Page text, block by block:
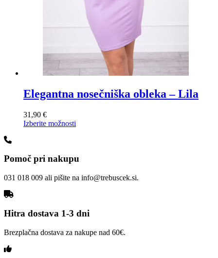
Elegantna nosečniška obleka – Lila
31,90 €
Izberite možnosti
različic.
lahko
izberete
izdelka
Pomoč pri nakupu
031 018 009 ali pišite na info@trebuscek.si.
Hitra dostava 1-3 dni
Brezplačna dostava za nakupe nad 60€.